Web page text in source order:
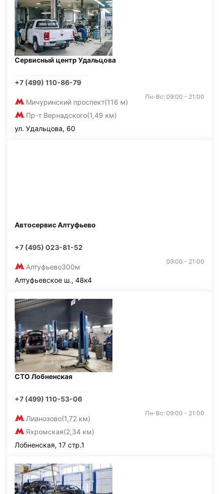
Сервисный центр Удальцова
+7 (499) 110-86-79
Мичуринский проспект(116 м)
Пр-т Вернадского(1,49 км)
Пн-Вс: 09:00 - 21:00
ул. Удальцова, 60
Автосервис Алтуфьево
+7 (495) 023-81-52
Алтуфьево300м
09:00 - 21:00
Алтуфьевское ш., 48к4
СТО Лобненская
+7 (499) 110-53-06
Лианозово(1,72 км)
Яхромская(2,34 км)
Пн-Вс: 09:00 - 21:00
Лобненская, 17 стр.1